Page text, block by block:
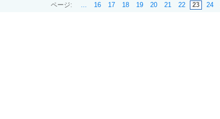
ページ: ... 16 17 18 19 20 21 22 23 24